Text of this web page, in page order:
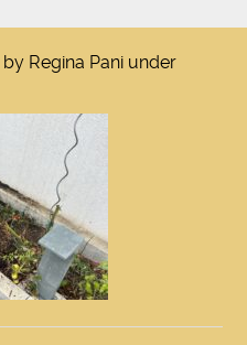
by Regina Pani under